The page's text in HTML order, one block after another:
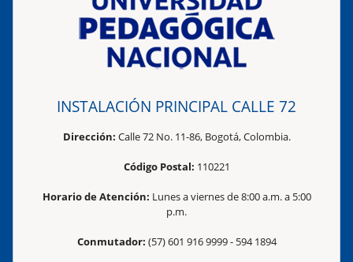
INSTALACIÓN PRINCIPAL CALLE 72
Dirección: Calle 72 No. 11-86, Bogotá, Colombia.
Código Postal: 110221
Horario de Atención: Lunes a viernes de 8:00 a.m. a 5:00
p.m.
Conmutador: (57) 601 916 9999 - 594 1894